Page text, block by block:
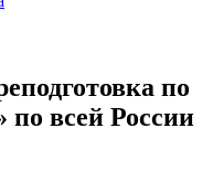
по
по всей России